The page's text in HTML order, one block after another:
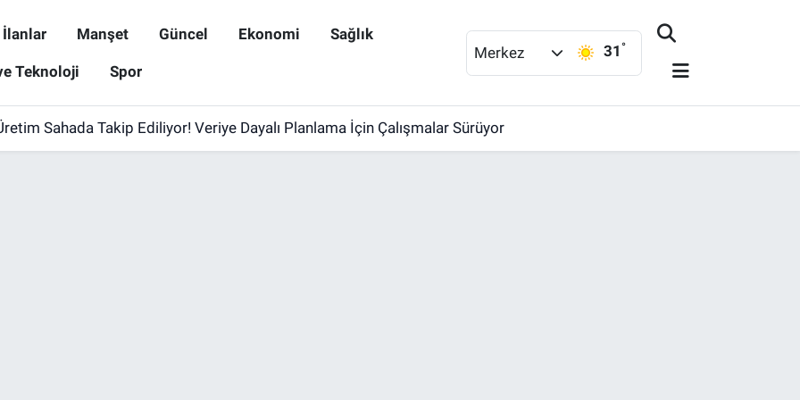
İlanlar Manşet Güncel Ekonomi Sağlık
Teknoloji Spor
Merkez 31 °
Sahada Takip Ediliyor! Veriye Dayalı Planlama İçin Çalışmalar Sürüyor